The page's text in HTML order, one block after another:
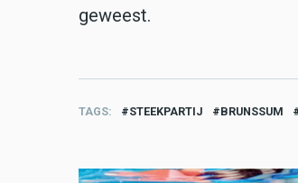
geweest.
TAGS STEEKPARTIJ BRUNSSUM